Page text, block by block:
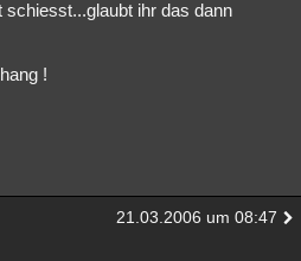
ihr das dann
!
21.03.2006 um 08:47